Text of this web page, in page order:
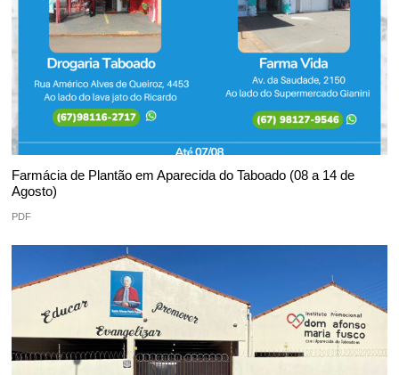
Farmácia de Plantão em Aparecida do Taboado (08 a 14 de
Agosto)
PDF